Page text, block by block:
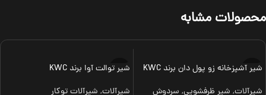
محصولات مشابه
شیر آشپزخانه زو پول دان برند KWC
شیرآلات, شیر ظرفشویی, سردوش
شیر توالت آوا برند KWC
شیرآلات, شیرآلات توکار